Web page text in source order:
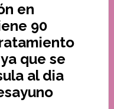
en
90
que se
al dia